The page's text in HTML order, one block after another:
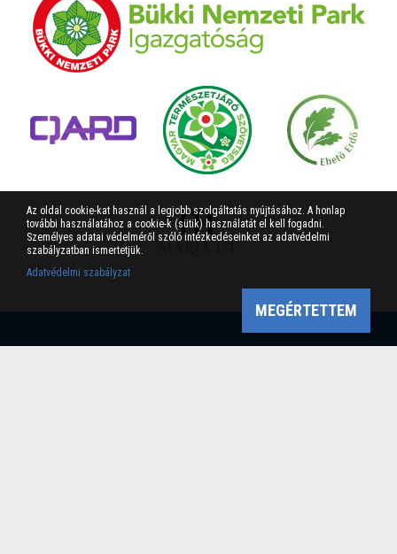
Az oldal cookie-kat használ a legjobb szolgáltatás nyújtásához. A honlap
további használatához a cookie-k (sütik) használatát el kell fogadni.
Személyes adatai védelméről szóló intézkedéseinket az adatvédelmi
szabályzatban ismertetjük.
Adatvédelmi szabályzat
MEGÉRTETTEM